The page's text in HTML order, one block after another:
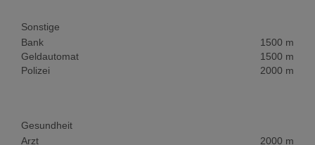
Sonstige
Bank
1500 m
Geldautomat
1500 m
Polizei
2000 m
Gesundheit
Arzt
2000 m